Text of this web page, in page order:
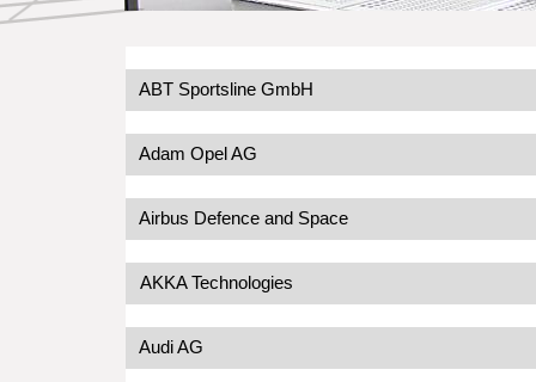
ABT Sportsline GmbH
Adam Opel AG
Airbus Defence and Space
AKKA Technologies
Audi AG